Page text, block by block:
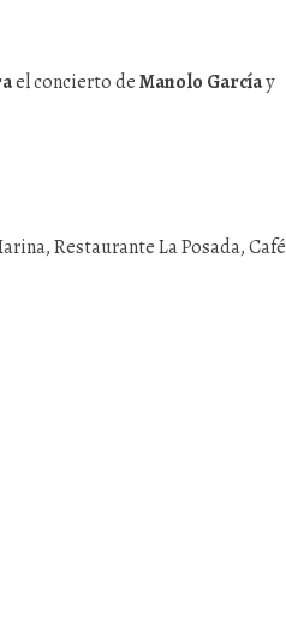
el concierto deManolo Garcíay
Restaurante La Posada, Café